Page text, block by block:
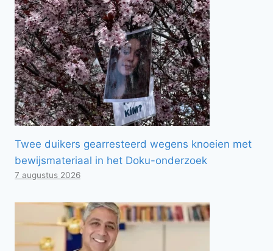
Twee duikers gearresteerd wegens knoeien met
bewijsmateriaal in het Doku-onderzoek
7 augustus 2026